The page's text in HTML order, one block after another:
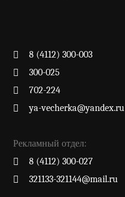
8 (4112) 300-003
300-025
702-224
ya-vecherka@yandex.ru
Рекламный отдел:
8 (4112) 300-027
321133-321144@mail.ru